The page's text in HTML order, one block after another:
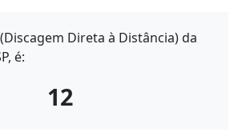
Direta à Distância) da
é:
12